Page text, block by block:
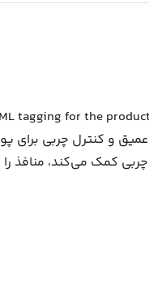
عمیق و کنترل چربی برای
کمک می‌کند،